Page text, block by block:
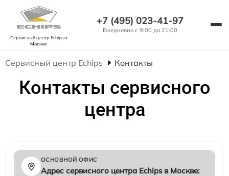
Сервисный центр Echipsв
Москве
+7 (495) 023-41-97
Ежедневно с 9:00 до 21:00
Сервисный центр Echips Контакты
Контакты сервисного
центра
ОСНОВНОЙ ОФИС
Адрес сервисного центра Echips в Москве: